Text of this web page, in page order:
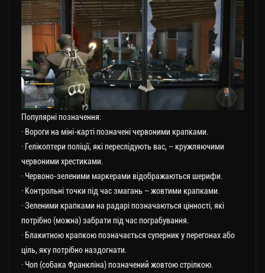
Популярні позначення:
· Вороги на міні-карті позначені червоними крапками.
· Гелікоптери поліції, які переслідують вас, – кружляючими
червоними хрестиками.
· Червоно-зеленими маркерами відображаються шерифи.
· Контрольні точки під час змагань – жовтими крапками.
· Зеленими крапками на радарі позначаються цінності, які
потрібно (можна) забрати під час пограбування.
· Блакитною крапкою позначається суперник у перегонах або
ціль, яку потрібно наздогнати.
· Чоп (собака Франкліна) позначений жовтою стрілкою.